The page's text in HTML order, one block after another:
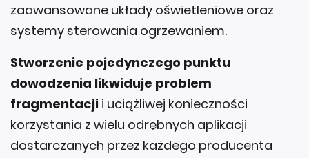
zaawansowane układy oświetleniowe oraz
systemy sterowania ogrzewaniem.
Stworzenie pojedynczego punktu
dowodzenia likwiduje problem
fragmentacji i uciążliwej konieczności
korzystania z wielu odrębnych aplikacji
dostarczanych przez każdego producenta